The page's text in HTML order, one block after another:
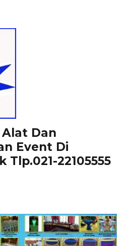
Dan
Event Di
Tlp.021-22105555